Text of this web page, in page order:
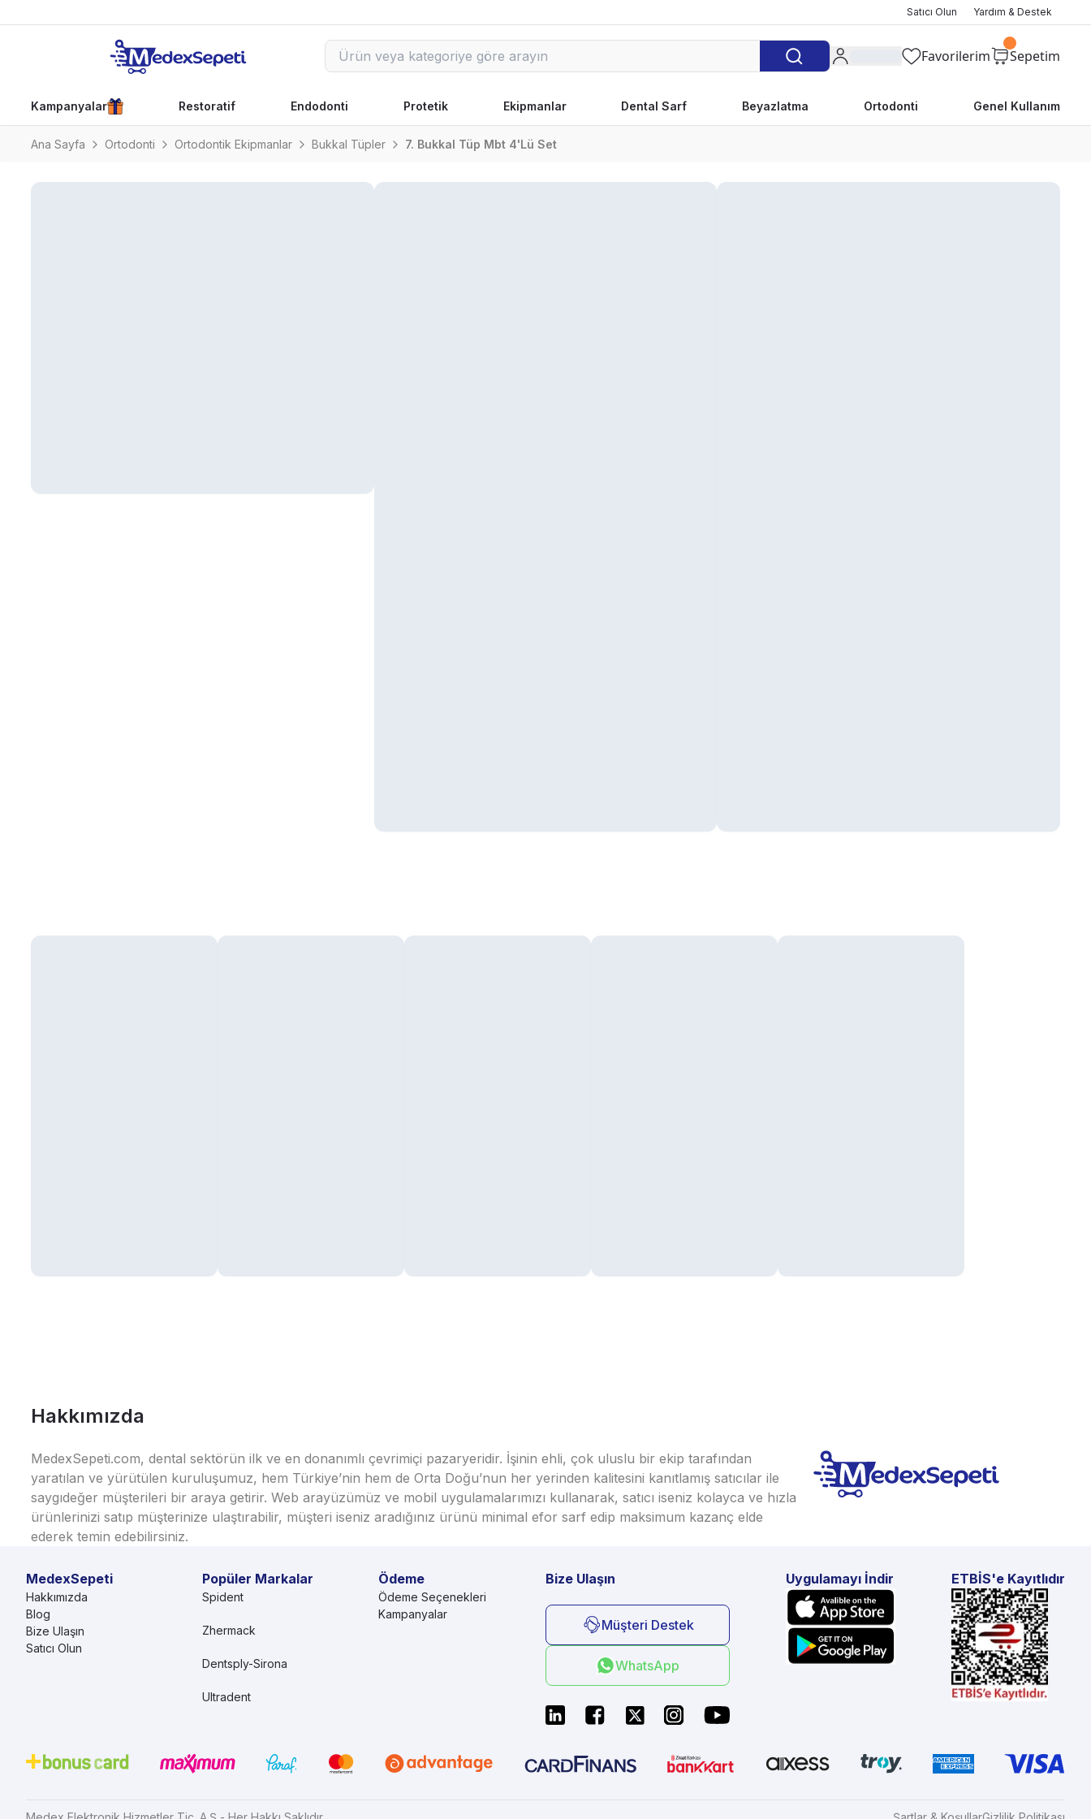
Satıcı Olun Yardım & Destek
Favorilerim Sepetim
Kampanyalar Restoratif Endodonti Protetik Ekipmanlar Dental Sarf Beyazlatma Ortodonti Genel Kullanım
Ana Sayfa Ortodonti Ortodontik Ekipmanlar Bukkal Tüpler 7. Bukkal Tüp Mbt 4'Lü Set
Hakkımızda
MedexSepeti.com, dental sektörün ilk ve en donanımlı çevrimiçi pazaryeridir. İşinin ehli, çok uluslu bir ekip tarafından
yaratılan ve yürütülen kuruluşumuz, hem Türkiye’nin hem de Orta Doğu’nun her yerinden kalitesini kanıtlamış satıcılar ile
saygıdeğer müşterileri bir araya getirir. Web arayüzümüz ve mobil uygulamalarımızı kullanarak, satıcı iseniz kolayca ve hızla
ürünlerinizi satıp müşterinize ulaştırabilir, müşteri iseniz aradığınız ürünü minimal efor sarf edip maksimum kazanç elde
ederek temin edebilirsiniz.
MedexSepeti
Hakkımızda
Blog
Bize Ulaşın
Satıcı Olun
Ödeme
Ödeme Seçenekleri
Kampanyalar
Popüler Markalar
Spident
Zhermack
Dentsply-Sirona
Ultradent
Bize Ulaşın
Müşteri Destek
WhatsApp
Uygulamayı İndir ETBİS'e Kayıtlıdır